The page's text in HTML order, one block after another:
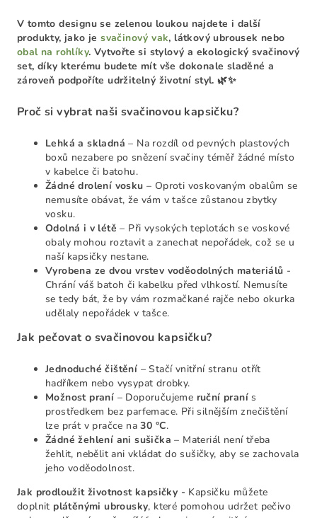
V tomto designu se zelenou loukou najdete i další
produkty, jako jesvačinový vak, látkový ubrousek nebo
obal na rohlíky. Vytvořte si stylový a ekologický svačinový
set, díky kterému budete mít vše dokonale sladěné a
zároveň podpoříte udržitelný životní styl. 🌿✨
Proč si vybrat naši svačinovou kapsičku?
Lehká a skladná – Na rozdíl od pevných plastových
boxů nezabere po snězení svačiny téměř žádné místo
v kabelce či batohu.
Žádné drolení vosku – Oproti voskovaným obalům se
nemusíte obávat, že vám v tašce zůstanou zbytky
vosku.
Odolná i v létě – Při vysokých teplotách se voskové
obaly mohou roztavit a zanechat nepořádek, což se u
naší kapsičky nestane.
Vyrobena ze dvou vrstev voděodolných materiálů -
Chrání váš batoh či kabelku před vlhkostí. Nemusíte
se tedy bát, že by vám rozmačkané rajče nebo okurka
udělaly nepořádek v tašce.
Jak pečovat o svačinovou kapsičku?
Jednoduché čištění – Stačí vnitřní stranu otřít
hadříkem nebo vysypat drobky.
Možnost praní – Doporučujeme ruční praní s
prostředkem bez parfemace. Při silnějším znečištění
lze prát v pračce na30 °C.
Žádné žehlení ani sušička – Materiál není třeba
žehlit, nebělit ani vkládat do sušičky, aby se zachovala
jeho voděodolnost.
Jak prodloužit životnost kapsičky - Kapsičku můžete
doplnit plátěnými ubrousky, které pomohou udržet pečivo